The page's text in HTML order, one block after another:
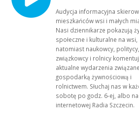
Audycja informacyjna
mieszkańców wsi i małych
Nasi dziennikarze pokazują
społeczne i kulturalne na wsi,
natomiast naukowcy, politycy,
związkowcy i rolnicy
aktualne wydarzenia
gospodarką żywnościową i
rolnictwem. Słuchaj nas w
sobotę po godz. 6-ej, albo
internetowej Radia Szczecin.